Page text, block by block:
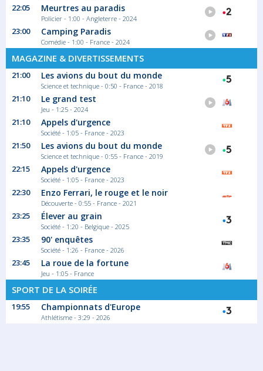
Retrouvez tous vos programmes de nuit
Magazine Actualité
22:05 Meurtres au paradis
Policier - 1:00 - Angleterre - 2024
23:00 Camping Paradis
Comédie - 1:00 - France - 2024
MAGAZINE & DIVERTISSEMENTS
21:00 Les avions du bout du monde
Science et technique - 0:50 - France - 2018
21:10 Le grand test
Jeu - 1:25 - 2024
21:10 Appels d'urgence
Société - 1:05 - France - 2023
21:50 Les avions du bout du monde
Science et technique - 0:55 - France - 2019
22:15 Appels d'urgence
Société - 1:05 - France - 2023
22:30 Enzo Ferrari, le rouge et le noir
Découverte - 0:55 - France - 2021
23:25 Élever au grain
Société - 1:20 - Belgique - 2025
23:35 90' enquêtes
Société - 1:26 - France - 2026
23:45 La roue de la fortune
Jeu - 1:05 - France
SPORT DE LA SOIRÉE
19:55 Championnats d'Europe
Athlétisme - 3:29 - 2026